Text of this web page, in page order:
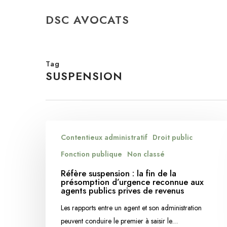
DSC AVOCATS
Tag
SUSPENSION
suspension
présomption
Contentieux administratif Droit public
Fonction publique Non classé
Réfère suspension : la fin de la
présomption d’urgence reconnue aux
agents publics prives de revenus
Les rapports entre un agent et son administration
peuvent conduire le premier à saisir le…